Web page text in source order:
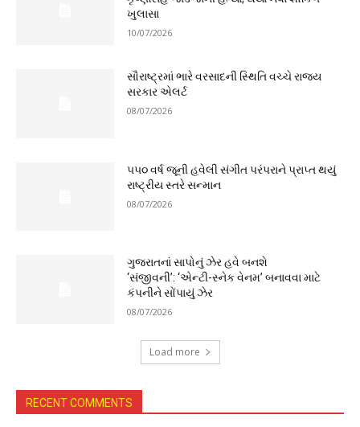
ખુલાસા
10/07/2026
સૌરાષ્ટ્રમાં ભારે વરસાદની સ્થિતિ વચ્ચે રાજ્ય
સરકાર એલર્ટ
08/07/2026
૫૫૦ વર્ષ જૂની હવેલી સંગીત પરંપરાને પ્રાપ્ત થયું
રાષ્ટ્રીય સ્તરે સન્માન
08/07/2026
ગુજરાતનાં સાપોનું ઝેર હવે બનશે
‘સંજીવની’: ‘એન્ટી-સ્નેક વેનમ’ બનાવવા માટે
કંપનીને સોંપાયું ઝેર
08/07/2026
Load more
RECENT COMMENTS